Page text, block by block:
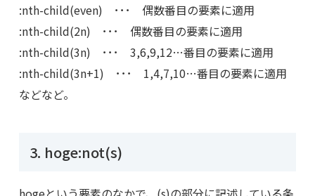
:nth-child(even) ･･･ 偶数番目の要素に適用
:nth-child(2n) ･･･ 偶数番目の要素に適用
:nth-child(3n) ･･･ 3,6,9,12…番目の要素に適用
:nth-child(3n+1) ･･･ 1,4,7,10…番目の要素に適用
などなど。
3. hoge:not(s)